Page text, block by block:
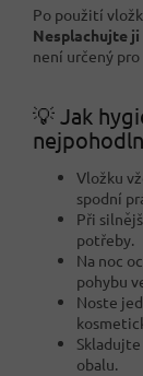
Po použití
Nesplachujte
není určený
💡 Jak
Vložku
spodní
Při
potřeby.
Na noc
pohybu
Noste
obalu.